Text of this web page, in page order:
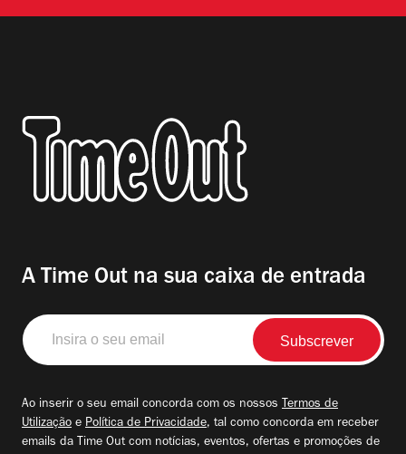
A Time Out na sua caixa de entrada
Insira
o
seu
Ao inserir o seu email concorda com os nossos Termos de
Utilização e Política de Privacidade, tal como concorda em receber
emails da Time Out com notícias, eventos, ofertas e promoções de